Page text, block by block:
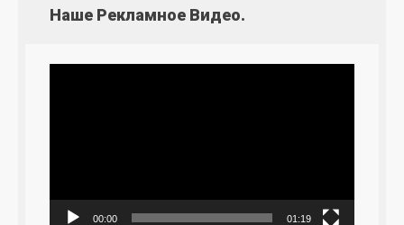
Наше Рекламное Видео.
00:00 01:19